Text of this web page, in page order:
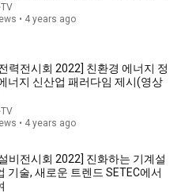
A Seoul National
• 4 years ago
력전시회 2022] 친환경 에너지 정
너지 신산업 패러다임 제시(영상
• 4 years ago
비전시회 2022] 진화하는 기계설
기술, 새로운 트렌드 SETEC에서